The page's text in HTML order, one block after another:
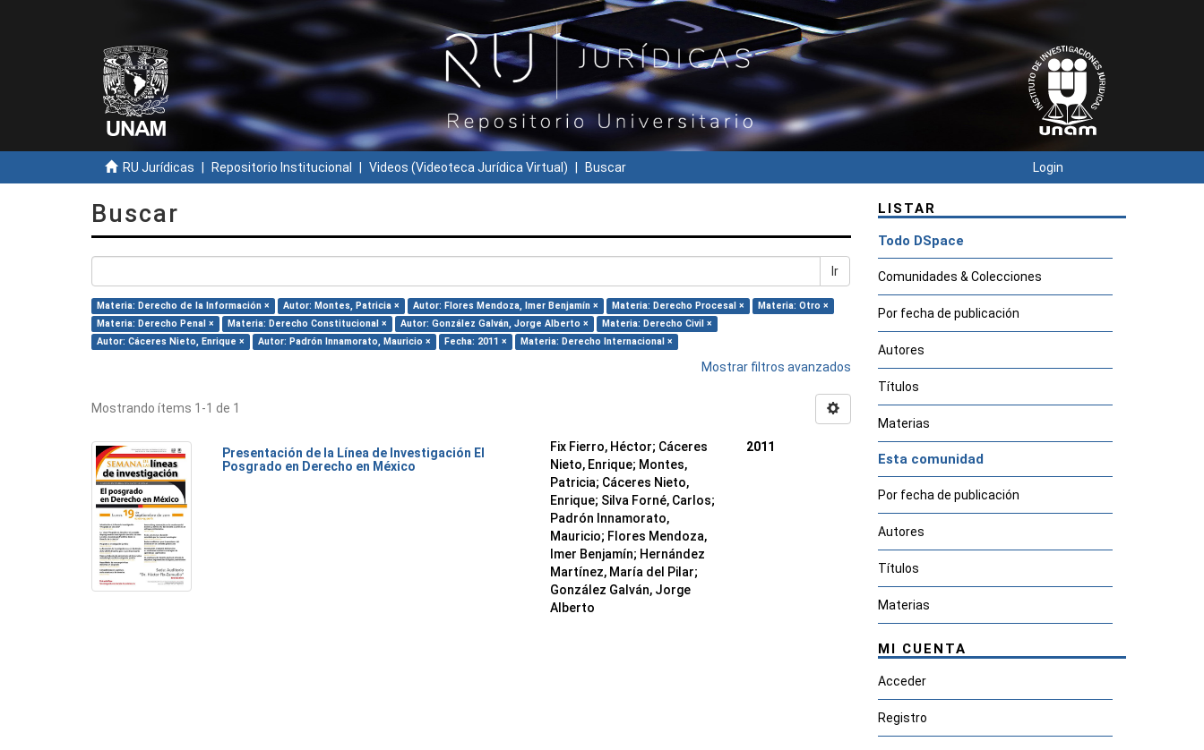
RU Jurídicas Repositorio Institucional Videos (Videoteca Jurídica Virtual) Buscar Login
Buscar
Ir
Materia: Derecho de la Información × Autor: Montes, Patricia × Autor: Flores Mendoza, Imer Benjamín × Materia: Derecho Procesal ×
Materia: Otro ×
Materia: Derecho Penal ×
Materia: Derecho Constitucional × Autor: González Galván, Jorge Alberto ×
Materia: Derecho Civil ×
Autor: Cáceres Nieto, Enrique ×
Autor: Padrón Innamorato, Mauricio × Fecha: 2011 × Materia: Derecho Internacional ×
Mostrar filtros avanzados
Mostrando ítems 1-1 de 1
Presentación de la Línea de Investigación El
Posgrado en Derecho en México
Fix Fierro, Héctor; Cáceres
Nieto, Enrique; Montes,
Patricia; Cáceres Nieto,
Enrique; Silva Forné, Carlos;
Padrón Innamorato,
Mauricio; Flores Mendoza,
Imer Benjamín; Hernández
Martínez, María del Pilar;
González Galván, Jorge
Alberto
2011
LISTAR
Todo DSpace
Comunidades & Colecciones
Por fecha de publicación
Autores
Títulos
Materias
Esta comunidad
Por fecha de publicación
Autores
Títulos
Materias
MI CUENTA
Acceder
Registro